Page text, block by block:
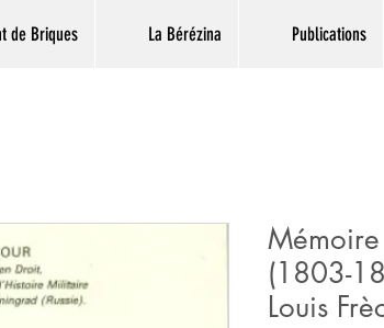
de Briques La Bérézina Publications
(1803-
Louis